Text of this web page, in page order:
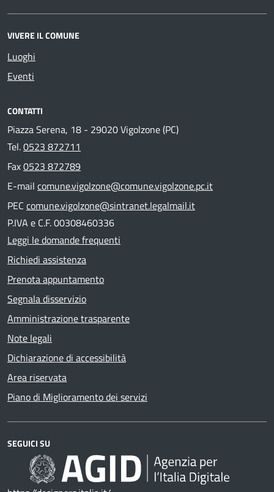
VIVERE IL COMUNE
Luoghi
Eventi
CONTATTI
Piazza Serena, 18 - 29020 Vigolzone (PC)
Tel.0523 872711
Fax0523 872789
E-mail comune.vigolzone@comune.vigolzone.pc.it
PEC comune.vigolzone@sintranet.legalmail.it
P.IVA e C.F. 00308460336
Leggi le domande frequenti
Richiedi assistenza
Prenota appuntamento
Segnala disservizio
Amministrazione trasparente
Note legali
Dichiarazione di accessibilità
Area riservata
Piano di Miglioramento dei servizi
SEGUICI SU